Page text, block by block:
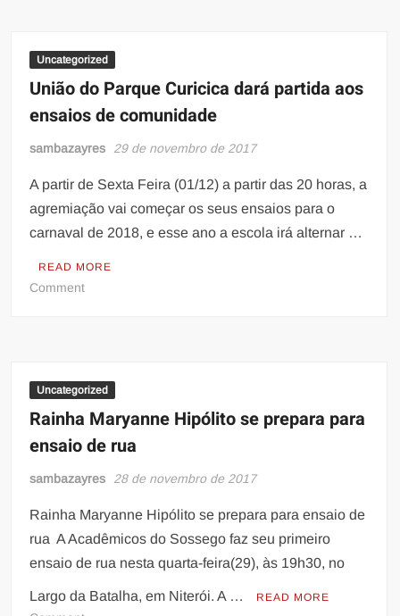
o
Samba,
por
Marcelo
Faria”
Uncategorized
União do Parque Curicica dará partida aos
ensaios de comunidade
sambazayres 29 de novembro de 2017
A partir de Sexta Feira (01/12) a partir das 20 horas, a
agremiação vai começar os seus ensaios para o
carnaval de 2018, e esse ano a escola irá alternar …
READ MORE
Commenton
dará
partida
ensaios
Uncategorized
Rainha Maryanne Hipólito se prepara para
ensaio de rua
sambazayres 28 de novembro de 2017
Rainha Maryanne Hipólito se prepara para ensaio de
rua A Acadêmicos do Sossego faz seu primeiro
ensaio de rua nesta quarta-feira(29), às 19h30, no
Largo da Batalha, em Niterói. A … READ MORE